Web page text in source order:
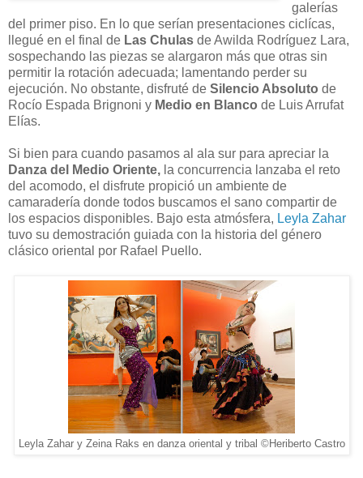
galerías
del primer piso. En lo que serían presentaciones ciclícas,
llegué en el final de Las Chulas de Awilda Rodríguez Lara,
sospechando las piezas se alargaron más que otras sin
permitir la rotación adecuada; lamentando perder su
ejecución. No obstante, disfruté de Silencio Absoluto de
Rocío Espada Brignoni y Medio en Blanco de Luis Arrufat
Elías.
Si bien para cuando pasamos al ala sur para apreciar la
Danza del Medio Oriente, la concurrencia lanzaba el reto
del acomodo, el disfrute propició un ambiente de
camaradería donde todos buscamos el sano compartir de
los espacios disponibles. Bajo esta atmósfera, Leyla Zahar
tuvo su demostración guiada con la historia del género
clásico oriental por Rafael Puello.
Leyla Zahar y Zeina Raks en danza oriental y tribal ©Heriberto Castro